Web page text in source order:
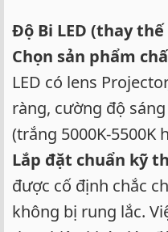
Độ Bi LED (thay
Chọn sản phẩm
LED có lens
ràng, cường độ
(trắng 5000K-5500K
Lắp đặt chuẩn kỹ
được cố định chắc
không bị rung lắc.